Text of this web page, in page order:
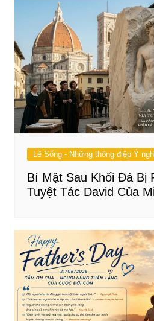
Lẽ Sống - Những thông điệp Ý
Bí Mật Sau Khối Đá Bị
Tuyệt Tác David Của